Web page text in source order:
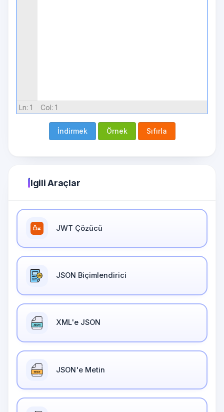
Ln: 1 Col: 1
İndirmek Örnek Sıfırla
İlgili Araçlar
JWT Çözücü
JSON Biçimlendirici
XML'e JSON
JSON'e Metin